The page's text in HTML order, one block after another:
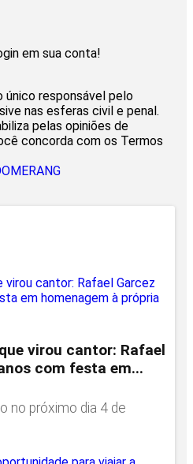
em sua conta!
único responsável pelo
nas esferas civil e penal.
pelas opiniões de
concorda com os Termos
virou cantor: Rafael
com festa em...
no próximo dia 4 de